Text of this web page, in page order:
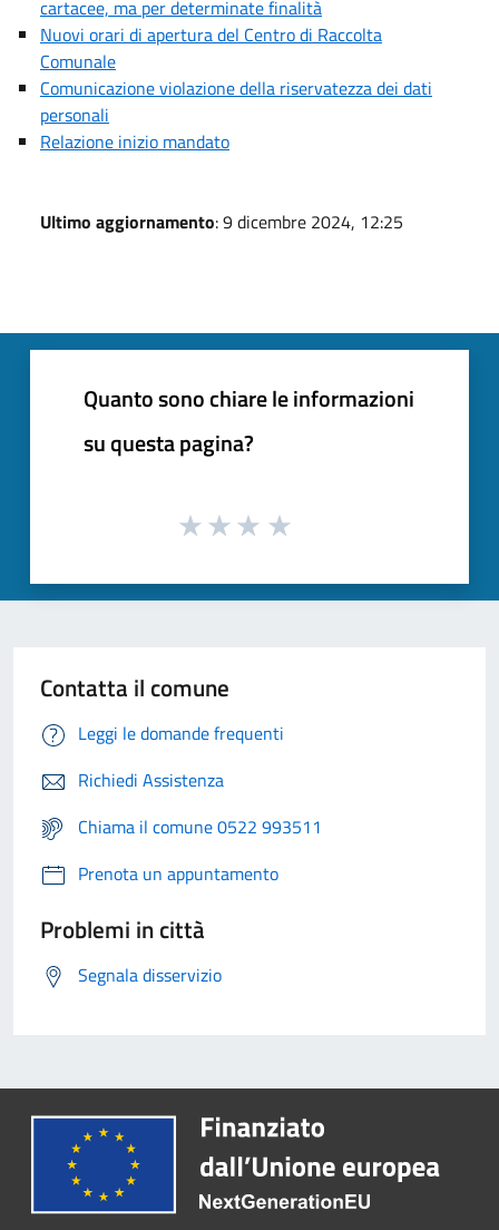
cartacee, ma per determinate finalità
Nuovi orari di apertura del Centro di Raccolta
Comunale
Comunicazione violazione della riservatezza dei dati
personali
Relazione inizio mandato
Ultimo aggiornamento: 9 dicembre 2024, 12:25
Quanto sono chiare le informazioni
su questa pagina?
Contatta il comune
Leggi le domande frequenti
Richiedi Assistenza
Chiama il comune 0522 993511
Prenota un appuntamento
Problemi in città
Segnala disservizio